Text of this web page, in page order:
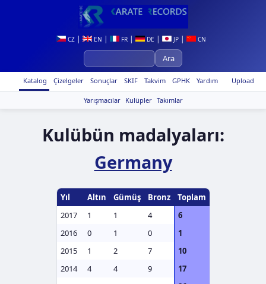
CZ | EN | FR | DE | JP | CN
Upload
Katalog Çizelgeler Sonuçlar SKIF Takvim GPHK Yardım
Yarışmacılar Kulüpler Takımlar
Kulübün madalyaları:
Germany
Yıl Altın Gümüş Bronz
Toplam
2017
1 1 4
6
2016
0 1 0
1
2015
1 2 7
10
2014
4 4 9
17